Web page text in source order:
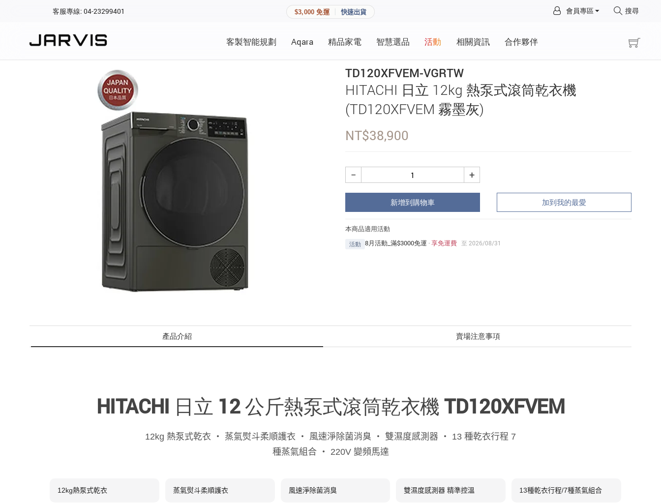
客服專線: 04-23299401 $3,000 免運 快速出貨 會員專區 搜尋
客製智能規劃 Aqara 精品家電 智慧選品 活動 相關資訊 合作夥伴
TD120XFVEM-VGRTW
HITACHI 日立 12kg 熱泵式滾筒乾衣機
(TD120XFVEM 霧墨灰)
NT$38,900
+
−
新增到購物車 加到我的最愛
本商品適用活動
活動 8月活動_滿$3000免運 ·享免運費 至 2026/08/31
產品介紹 賣場注意事項
HITACHI 日立 12 公斤熱泵式滾筒乾衣機 TD120XFVEM
12kg 熱泵式乾衣 ‧ 蒸氣熨斗柔順護衣 ‧ 風速淨除菌消臭 ‧ 雙濕度感測器 ‧ 13 種乾衣行程 7
種蒸氣組合 ‧ 220V 變頻馬達
12kg熱泵式乾衣 蒸氣熨斗柔順護衣 風速淨除菌消臭 雙濕度感測器 精準控溫 13種乾衣行程/7種蒸氣組合
×
Matter 智慧家庭
精品家電
密碼
登入會員
建立新帳號
加入 JARVIS VIP